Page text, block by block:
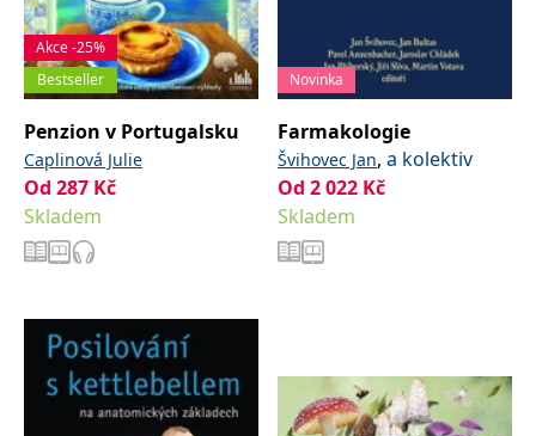
Akce -25%
Bestseller
Penzion v Portugalsku
Caplinová Julie
Od 287 Kč
Skladem
Novinka
Farmakologie
Švihovec Jan, a kolektiv
Od 2 022 Kč
Skladem